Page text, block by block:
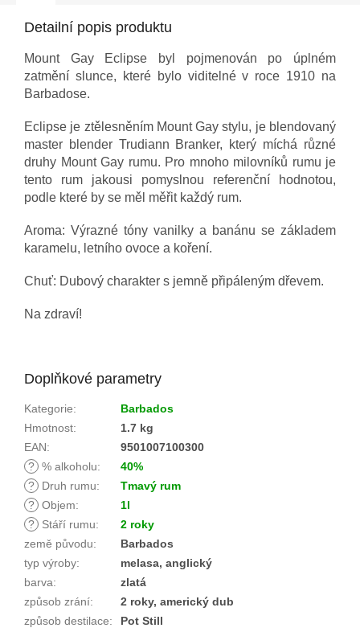
Detailní popis produktu
Mount Gay Eclipse byl pojmenován po úplném
zatmění slunce, které bylo viditelné v roce 1910 na
Barbadose.
Eclipse je ztělesněním Mount Gay stylu, je blendovaný
master blender Trudiann Branker, který míchá různé
druhy Mount Gay rumu. Pro mnoho milovníků rumu je
tento rum jakousi pomyslnou referenční hodnotou,
podle které by se měl měřit každý rum.
Aroma: Výrazné tóny vanilky a banánu se základem
karamelu, letního ovoce a koření.
Chuť: Dubový charakter s jemně připáleným dřevem.
Na zdraví!
Doplňkové parametry
Kategorie:
Barbados
Hmotnost:
1.7 kg
EAN:
9501007100300
? % alkoholu:
40%
?
Druh rumu:
Tmavý rum
? Objem:
1l
?
Stáří rumu:
2 roky
země původu:
Barbados
typ výroby:
melasa, anglický
barva:
zlatá
způsob zrání:
2 roky, americký dub
způsob destilace: Pot Still